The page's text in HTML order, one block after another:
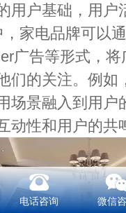
用户基础，用户
，家电品牌可以
广告等形式，将
们的关注。例如
场景融入到用户
动性和用户的共
电话咨询 微信